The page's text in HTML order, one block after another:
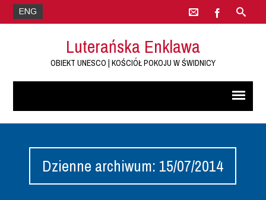
ENG
Luterańska Enklawa
OBIEKT UNESCO | KOŚCIÓŁ POKOJU W ŚWIDNICY
Dzienne archiwum: 15/07/2014